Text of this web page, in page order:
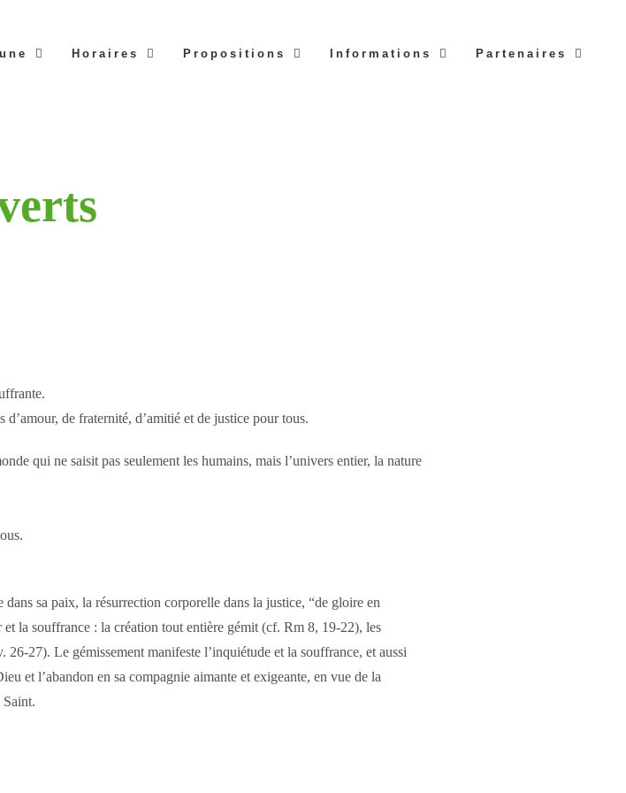
Horaires Propositions Informations Partenaires
de fraternité, d’amitié et de justice pour tous.
qui ne saisit pas seulement les humains, mais l’univers entier, la nature
sa paix, la résurrection corporelle dans la justice, “de gloire en
la souffrance : la création tout entière gémit (cf. Rm 8, 19-22), les
27). Le gémissement manifeste l’inquiétude et la souffrance, et aussi
et l’abandon en sa compagnie aimante et exigeante, en vue de la
Saint.